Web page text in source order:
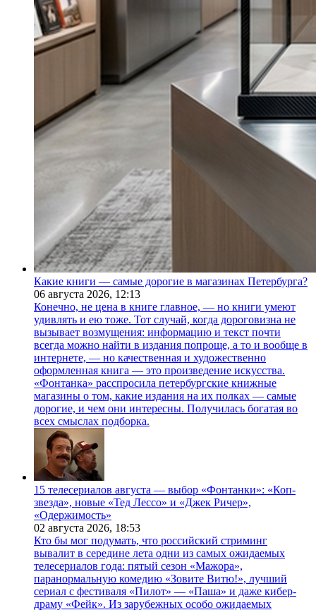
Какие книги — самые дорогие в магазинах Петербурга?
06 августа 2026, 12:13
Конечно, не цена в книге главное, — но книги умеют
удивлять и ею тоже. Тот случай, когда дороговизна не
вызывает возмущения: информацию и текст почти
всегда можно найти в издания попроще, а то и вообще в
интернете, — но качественная и художественно
оформленная книга — это произведение искусства.
«Фонтанка» расспросила петербургские книжные
магазины о том, какие издания на их полках — самые
дорогие, и чем они интересны. Получилась богатая во
всех смыслах подборка.
15 телесериалов августа — выбор «Фонтанки»: «Коп-
звезда», новые «Тед Лессо» и «Джек Ричер»,
«Одержимость»
02 августа 2026, 18:53
Кто бы мог подумать, что российский стриминг
вывалит в середине лета одни из самых ожидаемых
телесериалов года: пятый сезон «Мажора»,
паранормальную комедию «Зовите Витю!», лучший
сериал с фестиваля «Пилот» — «Паша» и даже кибер-
драму «Фейк». Из зарубежных особо ожидаемых